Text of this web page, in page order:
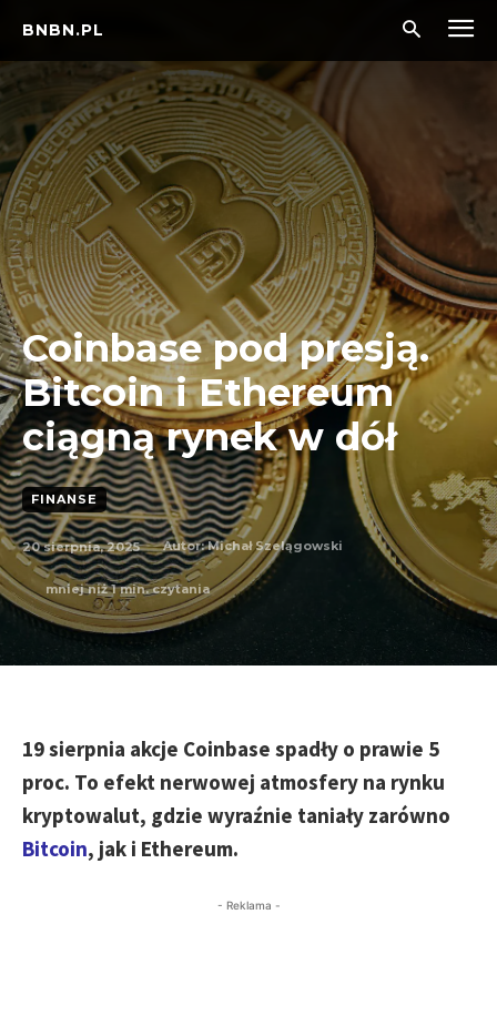
BNBN.PL
Coinbase pod presją.
Bitcoin i Ethereum
ciągną rynek w dół
FINANSE
20 sierpnia, 2025 Autor: Michał Szelągowski
mniej niż 1min. czytania
19 sierpnia akcje Coinbase spadły o prawie 5
proc. To efekt nerwowej atmosfery na rynku
kryptowalut, gdzie wyraźnie taniały zarówno
Bitcoin, jak i Ethereum.
- Reklama -